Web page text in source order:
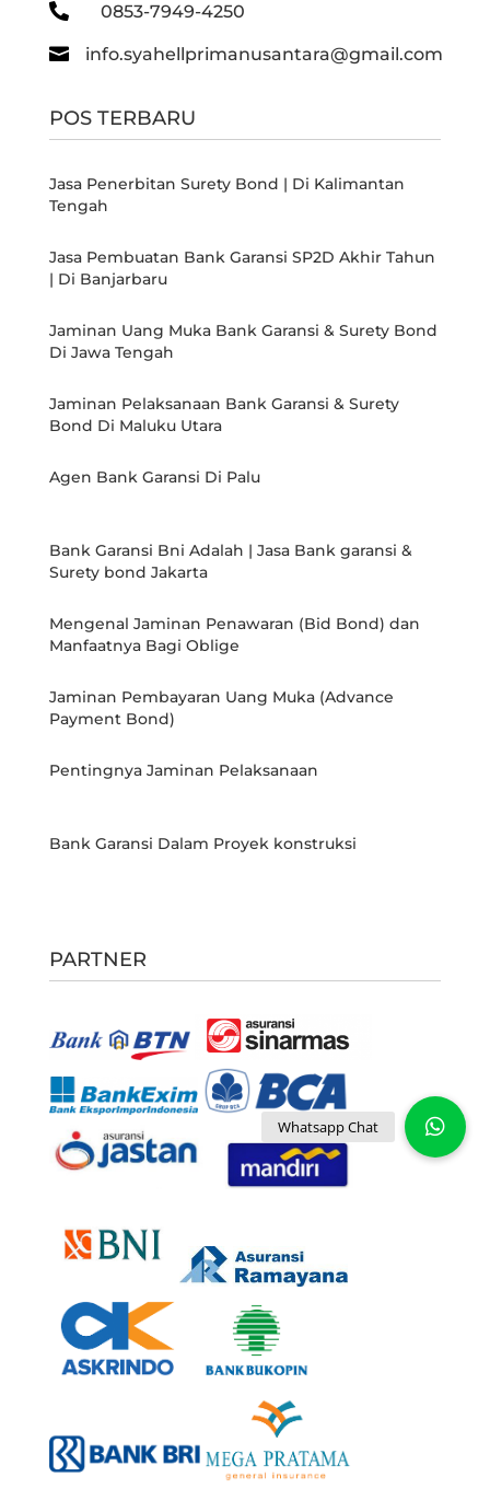
 0853-7949-4250
 info.syahellprimanusantara@gmail.com
POS TERBARU
Jasa Penerbitan Surety Bond | Di Kalimantan
Tengah
Jasa Pembuatan Bank Garansi SP2D Akhir Tahun
| Di Banjarbaru
Jaminan Uang Muka Bank Garansi & Surety Bond
Di Jawa Tengah
Jaminan Pelaksanaan Bank Garansi & Surety
Bond Di Maluku Utara
Agen Bank Garansi Di Palu
Bank Garansi Bni Adalah | Jasa Bank garansi &
Surety bond Jakarta
Mengenal Jaminan Penawaran (Bid Bond) dan
Manfaatnya Bagi Oblige
Jaminan Pembayaran Uang Muka (Advance
Payment Bond)
Pentingnya Jaminan Pelaksanaan
Bank Garansi Dalam Proyek konstruksi
PARTNER